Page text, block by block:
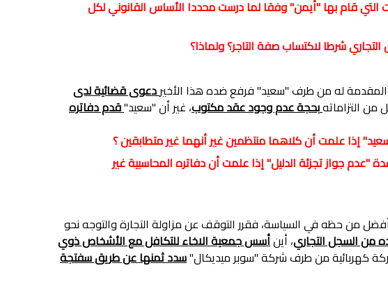
التي قام بها "أيمن" وفقا لما درست محددا الأساس القانوني لكل
له من طرف "سعيد" فرفع ضده هذا الأخيردعوى قضائية لدى
من التزاماتهبحجة عدم وجود عقد مكتوب، غير أن "سعيد"قدم دفاتره
"عدم جواز تجزئة الدليل" إذا علمت أن دفاتره المحاسبية غير
من حظه في السياسة، فقرر التوقف عن مزاولة التجارة والتوجه نحو
السجل التجاري، أينأسس جمعية الاخاء للتكافل مع الأشخاص ذوي
سدد ثمنها عن طريق سفتجة